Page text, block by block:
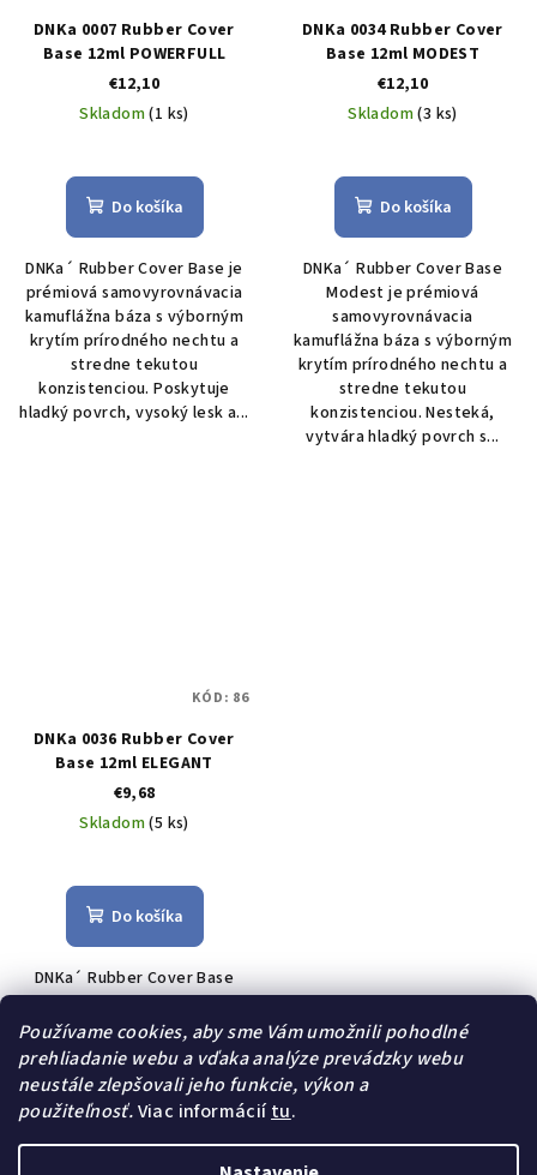
Používame cookies, aby sme Vám umožnili pohodlné
prehliadanie webu a vďaka analýze prevádzky webu
neustále zlepšovali jeho funkcie, výkon a
použiteľnosť.Viac informáciítu.
DNKa 0007 Rubber Cover
Base 12ml POWERFULL
€12,10
Skladom(1 ks)
Do košíka
DNKa´ Rubber Cover Base je
prémiová samovyrovnávacia
kamuflážna báza s výborným
krytím prírodného nechtu a
stredne tekutou
konzistenciou. Poskytuje
hladký povrch, vysoký lesk a...
DNKa 0034 Rubber Cover
Base 12ml MODEST
€12,10
Skladom(3 ks)
Do košíka
DNKa´ Rubber Cover Base
Modest je prémiová
samovyrovnávacia
kamuflážna báza s výborným
krytím prírodného nechtu a
stredne tekutou
konzistenciou. Nesteká,
vytvára hladký povrch s...
DNKa 0036 Rubber Cover
Base 12ml ELEGANT
€9,68
Skladom(5 ks)
Do košíka
DNKa´ Rubber Cover Base
Elegant je univerzálna
kamuflážna báza prémiovej
kvality. Inovatívna formula
umožňuje dokonalé pokrytie
prírodného nechtu a ľahké
schnutie. Bázy sa...
KÓD: 86